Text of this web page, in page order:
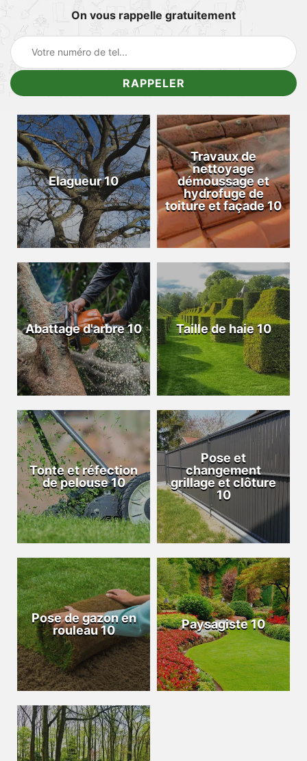
On vous rappelle gratuitement
Elagueur 10
Travaux de
nettoyage
démoussage et
hydrofuge de
toiture et façade 10
Abattage d'arbre 10 Taille de haie 10
Tonte et réfection
de pelouse 10
Pose et
changement
grillage et clôture
10
Pose de gazon en
rouleau 10
Paysagiste 10